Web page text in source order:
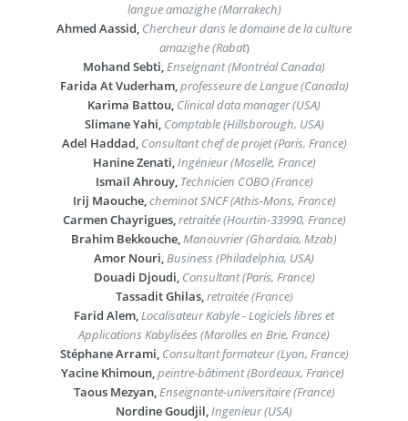
langue amazighe (Marrakech)
Ahmed Aassid, Chercheur dans le domaine de la culture
amazighe (Rabat)
Mohand Sebti,Enseignant (Montréal Canada)
Farida At Vuderham,professeure de Langue (Canada)
Karima Battou, Clinical data manager (USA)
Slimane Yahi, Comptable (Hillsborough, USA)
Adel Haddad, Consultant chef de projet (Paris, France)
Hanine Zenati,Ingénieur (Moselle, France)
Ismaïl Ahrouy,Technicien COBO (France)
Irij Maouche,cheminot SNCF (Athis-Mons, France)
Carmen Chayrigues,retraitée (Hourtin-33990, France)
Brahim Bekkouche,Manouvrier (Ghardaia, Mzab)
Amor Nouri,Business (Philadelphia, USA)
Douadi Djoudi, Consultant (Paris, France)
Tassadit Ghilas,retraitée (France)
Farid Alem,Localisateur Kabyle - Logiciels libres et
Applications Kabylisées (Marolles en Brie, France)
Stéphane Arrami, Consultant formateur (Lyon, France)
Yacine Khimoun,peintre-bâtiment (Bordeaux, France)
Taous Mezyan,Enseignante-universitaire (France)
Nordine Goudjil,Ingenieur (USA)